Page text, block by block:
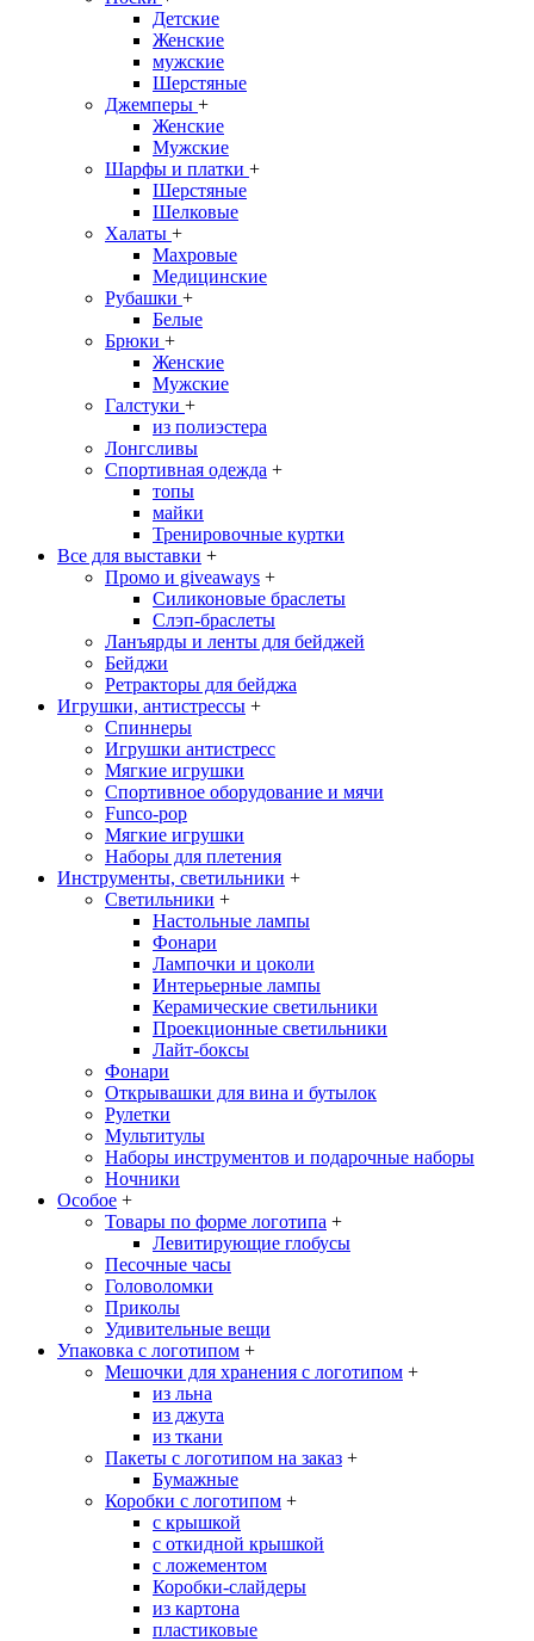
Детские
Женские
мужские
Шерстяные
Джемперы +
Женские
Мужские
Шарфы и платки +
Шерстяные
Шелковые
Халаты +
Махровые
Медицинские
Рубашки +
Белые
Брюки +
Женские
Мужские
Галстуки +
из полиэстера
Лонгсливы
Спортивная одежда +
топы
майки
Тренировочные куртки
Все для выставки +
Промо и giveaways +
Силиконовые браслеты
Cлэп-браслеты
Ланъярды и ленты для бейджей
Бейджи
Ретракторы для бейджа
Игрушки, антистрессы +
Спиннеры
Игрушки антистресс
Мягкие игрушки
Спортивное оборудование и мячи
Funco-pop
Мягкие игрушки
Наборы для плетения
Инструменты, светильники +
Светильники +
Настольные лампы
Фонари
Лампочки и цоколи
Интерьерные лампы
Керамические светильники
Проекционные светильники
Лайт-боксы
Фонари
Открывашки для вина и бутылок
Рулетки
Мультитулы
Наборы инструментов и подарочные наборы
Ночники
Особое +
Товары по форме логотипа +
Левитирующие глобусы
Песочные часы
Головоломки
Приколы
Удивительные вещи
Упаковка с логотипом +
Мешочки для хранения с логотипом +
из льна
из джута
из ткани
Пакеты с логотипом на заказ +
Бумажные
Коробки с логотипом +
с крышкой
с откидной крышкой
с ложементом
Коробки-слайдеры
из картона
пластиковые